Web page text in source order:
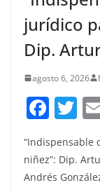
jurídico
Dip.
agosto 6, 2026
F
c
e
T
w
itt
er
“Indispensable
niñez”: Dip.
Andrés